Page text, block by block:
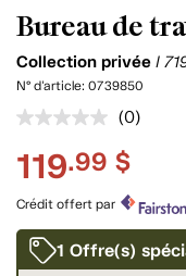
Bureau de
Collection privée I
N° d'article: 0739850
Aucune
pour
ce
produit.
Lien
vers
la
même
(0)
119.99 $
Crédit offert par
1 Offre(s)